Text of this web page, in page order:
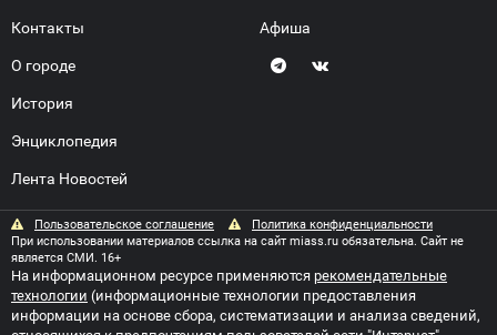
Контакты
О городе
История
Энциклопедия
Лента Новостей
Афиша
Пользовательское соглашение
Политика конфиденциальности
При использовании материалов ссылка на сайт miass.ru обязательна. Сайт не
является СМИ. 16+
На информационном ресурсе применяются рекомендательные
технологии (информационные технологии предоставления
информации на основе сбора, систематизации и анализа сведений,